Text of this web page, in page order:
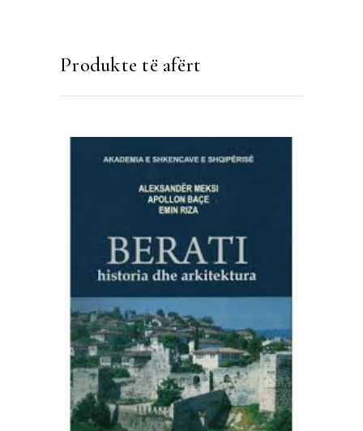
Produkte të afërt
SHTOJE NË SHPORTË